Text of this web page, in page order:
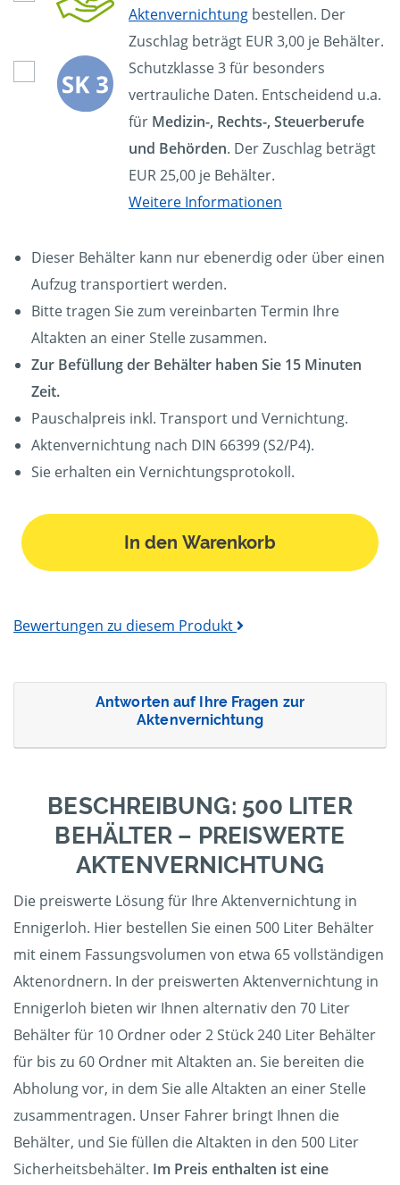
Aktenvernichtung bestellen. Der
Zuschlag beträgt EUR 3,00 je Behälter.
Schutzklasse 3 für besonders
vertrauliche Daten. Entscheidend u.a.
für Medizin-, Rechts-, Steuerberufe
und Behörden. Der Zuschlag beträgt
EUR 25,00 je Behälter.
Weitere Informationen
Dieser Behälter kann nur ebenerdig oder über einen
Aufzug transportiert werden.
Bitte tragen Sie zum vereinbarten Termin Ihre
Altakten an einer Stelle zusammen.
Zur Befüllung der Behälter haben Sie 15 Minuten
Zeit.
Pauschalpreis inkl. Transport und Vernichtung.
Aktenvernichtung nach DIN 66399 (S2/P4).
Sie erhalten ein Vernichtungsprotokoll.
In den Warenkorb
Bewertungen zu diesem Produkt
Antworten auf Ihre Fragen zur
Aktenvernichtung
BESCHREIBUNG: 500 LITER
BEHÄLTER – PREISWERTE
AKTENVERNICHTUNG
Die preiswerte Lösung für Ihre Aktenvernichtung in
Ennigerloh. Hier bestellen Sie einen 500 Liter Behälter
mit einem Fassungsvolumen von etwa 65 vollständigen
Aktenordnern. In der preiswerten Aktenvernichtung in
Ennigerloh bieten wir Ihnen alternativ den 70 Liter
Behälter für 10 Ordner oder 2 Stück 240 Liter Behälter
für bis zu 60 Ordner mit Altakten an. Sie bereiten die
Abholung vor, in dem Sie alle Altakten an einer Stelle
zusammentragen. Unser Fahrer bringt Ihnen die
Behälter, und Sie füllen die Altakten in den 500 Liter
Sicherheitsbehälter. Im Preis enthalten ist eine